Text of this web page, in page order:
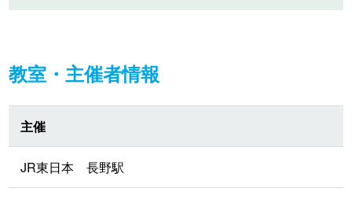
教室・主催者情報
主催
JR東日本 長野駅